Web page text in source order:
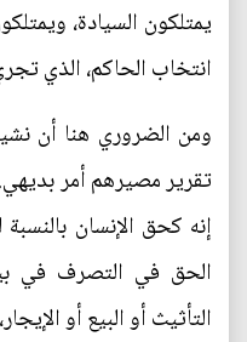
يمتلكون السيادة،
انتخاب الحاكم، الذي
ومن الضروري هنا أن
تقرير مصيرهم أمر
إنه كحق الإنسان
الحق في التصرف في
التأثيث أو البيع أو